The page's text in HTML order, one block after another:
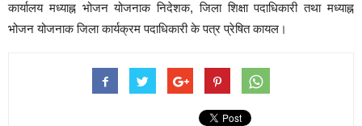
कार्यालय मध्याह्न भोजन योजनाक निदेशक, जिला शिक्षा पदाधिकारी तथा मध्याह्न
भोजन योजनाक जिला कार्यक्रम पदाधिकारी के पत्र प्रेषित कायल।